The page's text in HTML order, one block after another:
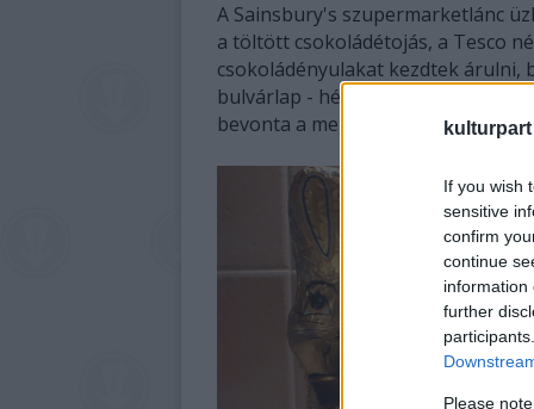
kulturpart
If you wish
sensitive
confirm
continue
information
further
Please
A Sainsbury's szupermarketlánc
a töltött csokoládétojás, a Tesco
csokoládényulakat kezdtek árulni,
bulvárlap - hétfői beszámolója
bevonta a meglehetősen korán